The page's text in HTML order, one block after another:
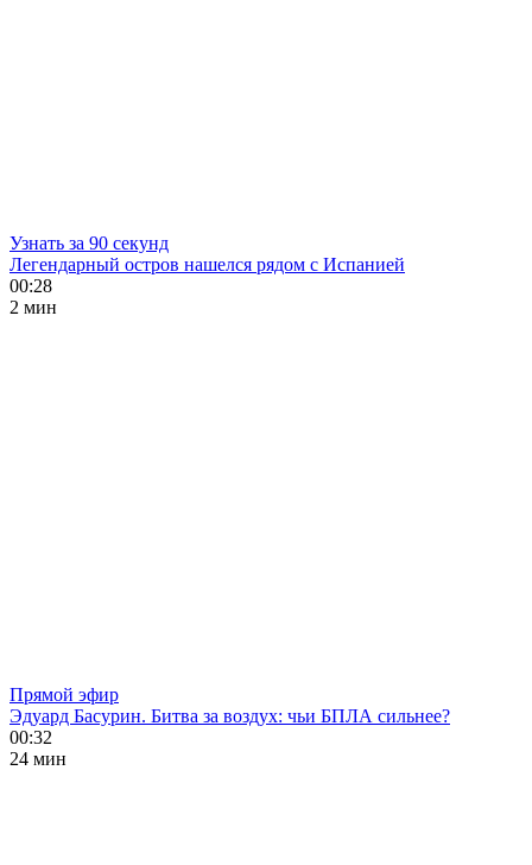
Узнать за 90 секунд
Легендарный остров нашелся рядом с Испанией
00:28
2 мин
Прямой эфир
Эдуард Басурин. Битва за воздух: чьи БПЛА сильнее?
00:32
24 мин